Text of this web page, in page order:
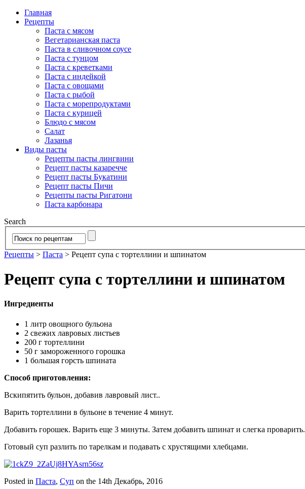
Главная
Рецепты
Паста с мясом
Вегетарианская паста
Паста в сливочном соусе
Паста с тунцом
Паста с креветками
Паста с индейкой
Паста с овощами
Паста с рыбой
Паста с морепродуктами
Паста с курицей
Блюдо с мясом
Салат
Лазанья
Виды пасты
Рецепты пасты лингвини
Рецепт пасты казаречче
Рецепт пасты Букатини
Рецепт пасты Пичи
Рецепты пасты Ригатони
Паста карбонара
Search
Рецепты > Паста > Рецепт супа с тортеллини и шпинатом
Рецепт супа с тортеллини и шпинатом
Ингредиенты
1 литр овощного бульона
2 свежих лавровых листьев
200 г тортеллини
50 г замороженного горошка
1 большая горсть шпината
Способ приготовления:
Вскипятить бульон, добавив лавровый лист..
Варить тортеллини в бульоне в течение 4 минут.
Добавить горошек. Варить еще 3 минуты. Затем добавить шпинат и слегка проварить.
Готовый суп разлить по тарелкам и подавать с хрустящими хлебцами.
Posted in Паста, Суп on the 14th Декабрь, 2016